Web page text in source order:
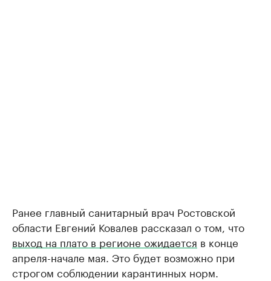
Ранее главный санитарный врач Ростовской
области Евгений Ковалев рассказал о том, что
выход на плато в регионе ожидается в конце
апреля-начале мая. Это будет возможно при
строгом соблюдении карантинных норм.